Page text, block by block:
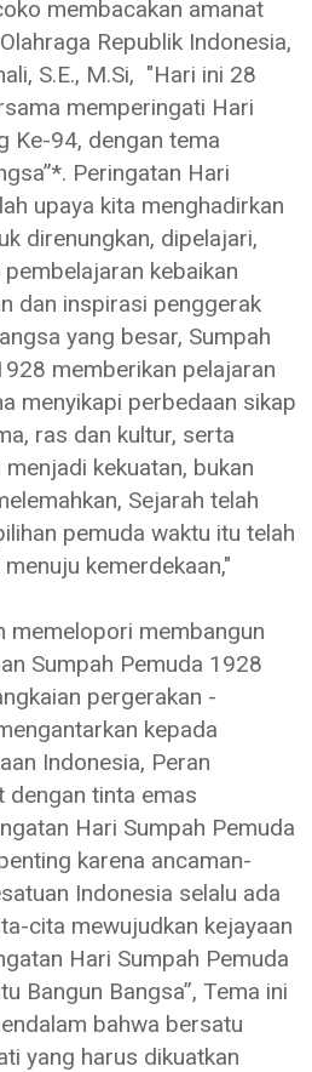
membacakan amanat
Republik Indonesia,
S.E., M.Si, "Hari ini 28
memperingati Hari
Ke-94, dengan tema
Peringatan Hari
upaya kita menghadirkan
direnungkan, dipelajari,
kebaikan
dan inspirasi penggerak
yang besar, Sumpah
memberikan pelajaran
menyikapi perbedaan sikap
ras dan kultur, serta
kekuatan, bukan
Sejarah telah
pemuda waktu itu telah
kemerdekaan,"
memelopori membangun
Sumpah Pemuda 1928
pergerakan -
kepada
Indonesia, Peran
dengan tinta emas
Hari Sumpah Pemuda
karena ancaman-
Indonesia selalu ada
cita mewujudkan kejayaan
Hari Sumpah Pemuda
Bangun Bangsa”, Tema ini
bahwa bersatu
yang harus dikuatkan